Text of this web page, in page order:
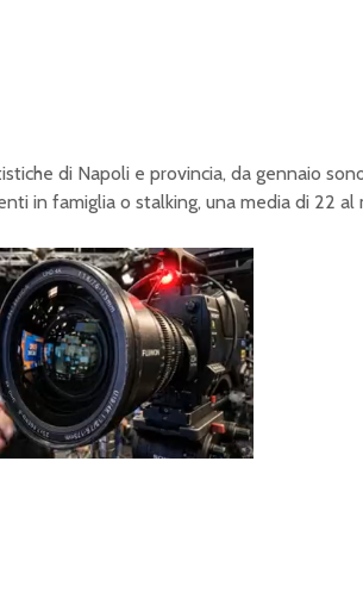
di Napoli e provincia, da gennaio
in famiglia o stalking, una media di 22 al
o